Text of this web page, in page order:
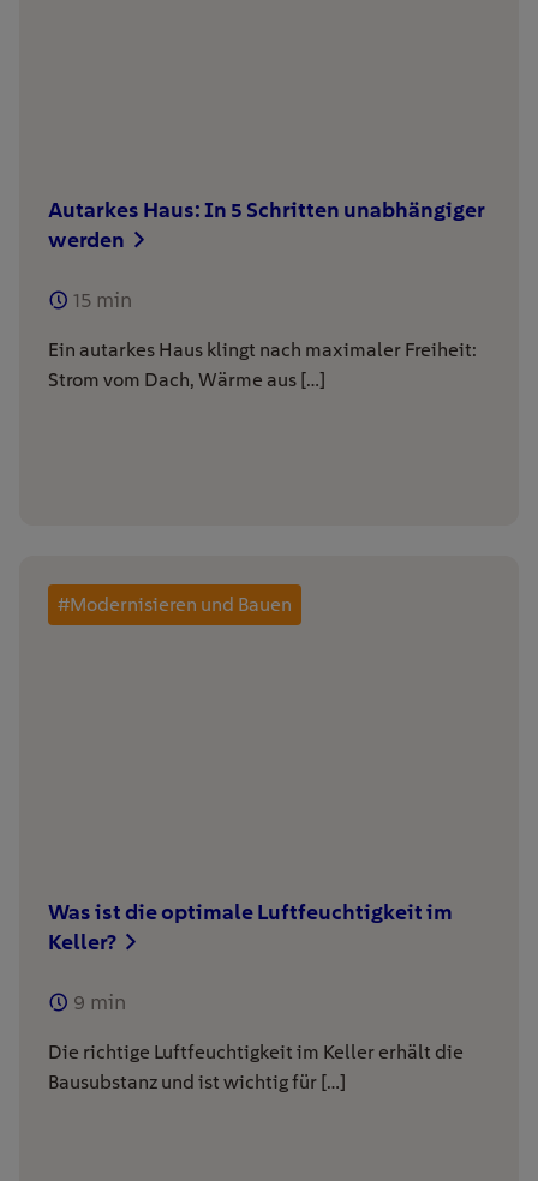
Autarkes Haus: In 5 Schritten unabhängiger
werden
15 min
Ein autarkes Haus klingt nach maximaler Freiheit:
Strom vom Dach, Wärme aus […]
#Modernisieren und Bauen
Was ist die optimale Luftfeuchtigkeit im
Keller?
9 min
Die richtige Luftfeuchtigkeit im Keller erhält die
Bausubstanz und ist wichtig für […]